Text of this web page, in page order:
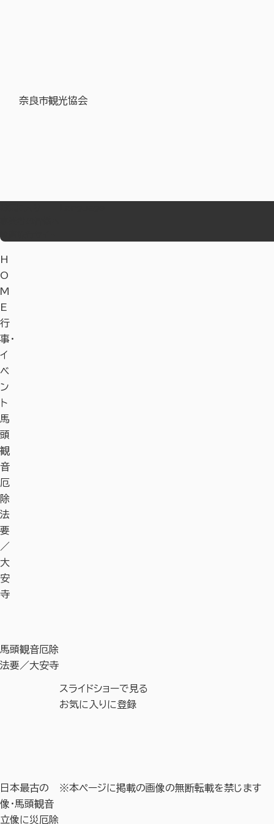
奈良市観光協会
H
O
M
E
行
事・
イ
ベ
ン
ト
馬
頭
観
音
厄
除
法
要
／
大
安
寺
馬頭観音厄除
法要／大安寺
スライドショーで見る
お気に入りに登録
日本最古の
像・馬頭観音
立像に災厄除
※本ページに掲載の画像の無断転載を禁じます